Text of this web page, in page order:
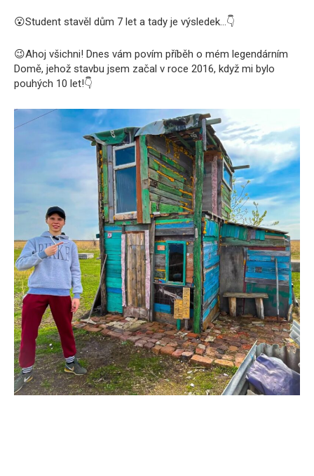
😮Student stavěl dům 7 let a tady je výsledek…👇
😉Ahoj všichni! Dnes vám povím příběh o mém legendárním
Domě, jehož stavbu jsem začal v roce 2016, když mi bylo
pouhých 10 let!👇